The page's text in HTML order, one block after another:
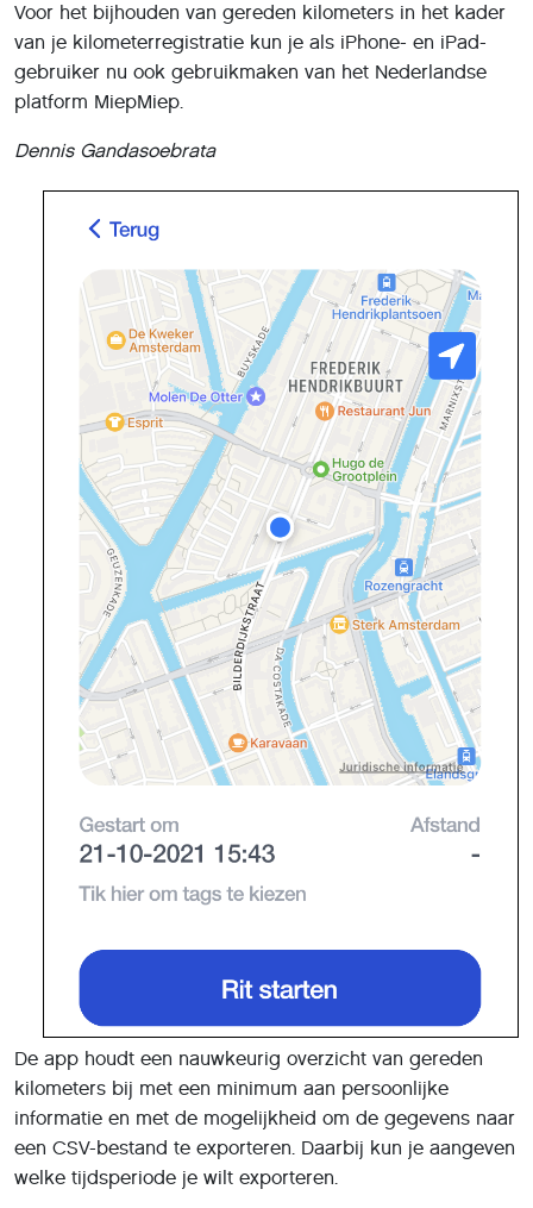
Voor het bijhouden van gereden kilometers in het kader
van je kilometerregistratie kun je als iPhone- en iPad-
gebruiker nu ook gebruikmaken van het Nederlandse
platform MiepMiep.
Dennis Gandasoebrata
De app houdt een nauwkeurig overzicht van gereden
kilometers bij met een minimum aan persoonlijke
informatie en met de mogelijkheid om de gegevens naar
een CSV-bestand te exporteren. Daarbij kun je aangeven
welke tijdsperiode je wilt exporteren.